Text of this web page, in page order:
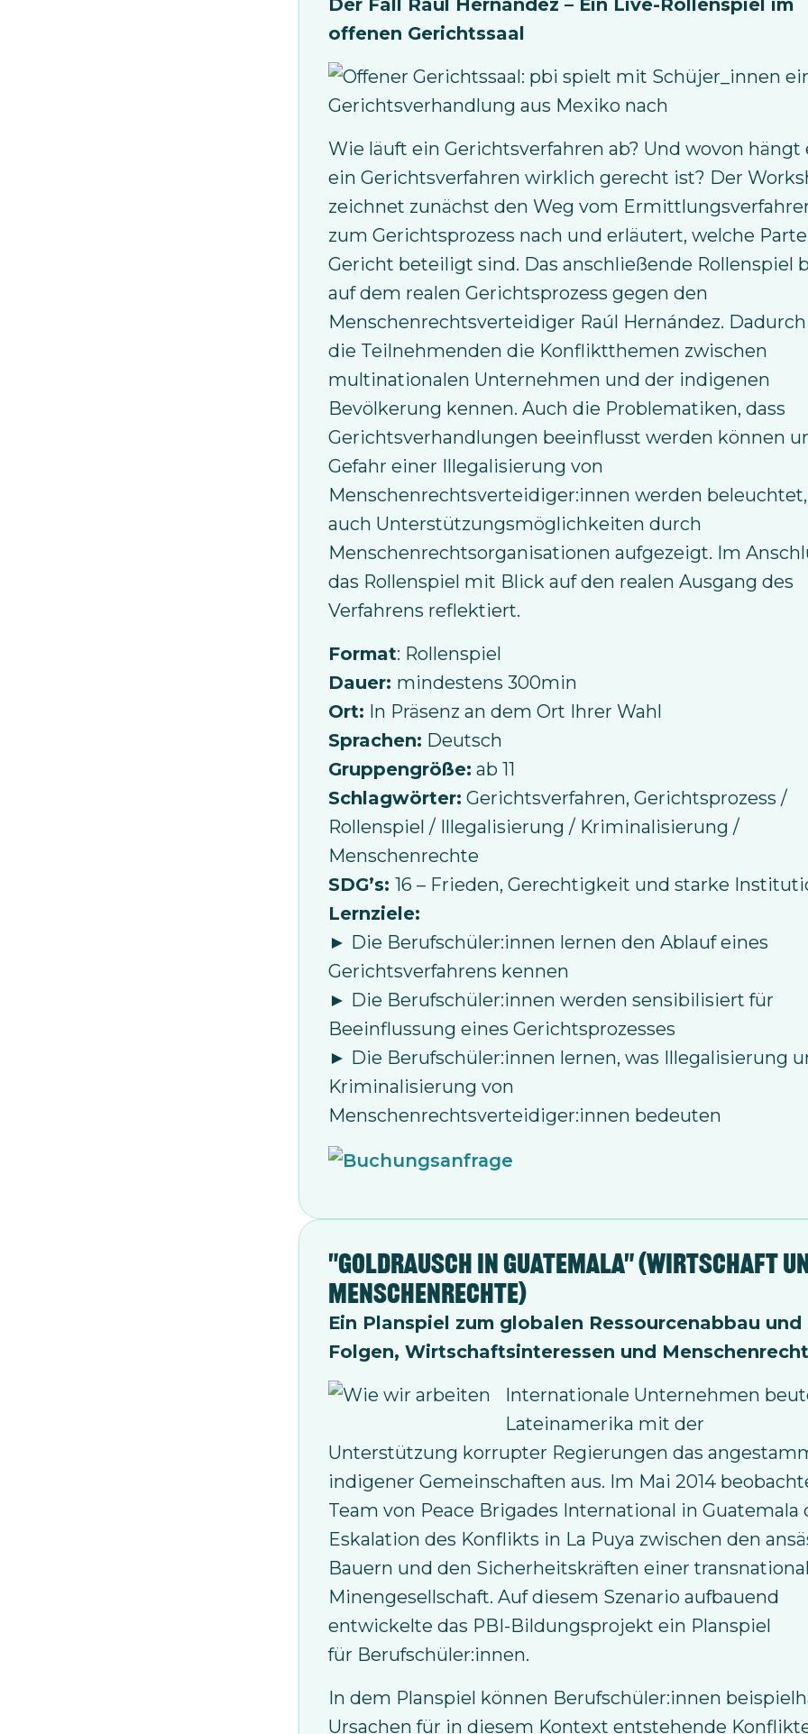
Der Fall Raúl Hernández – Ein Live-Rollenspiel im
offenen Gerichtssaal
Bild
Wie läuft ein Gerichtsverfahren ab? Und wovon hängt
ein Gerichtsverfahren wirklich gerecht ist? Der
zeichnet zunächst den Weg vom
zum Gerichtsprozess nach und erläutert, welche
Gericht beteiligt sind. Das anschließende Rollenspiel
auf dem realen Gerichtsprozess gegen den
Menschenrechtsverteidiger Raúl Hernández.
die Teilnehmenden die Konfliktthemen zwischen
multinationalen Unternehmen und der indigenen
Bevölkerung kennen. Auch die Problematiken, dass
Gerichtsverhandlungen beeinflusst werden können
Gefahr einer Illegalisierung von
Menschenrechtsverteidiger:innen werden
auch Unterstützungsmöglichkeiten durch
Menschenrechtsorganisationen aufgezeigt. Im
das Rollenspiel mit Blick auf den realen Ausgang des
Verfahrens reflektiert.
Format: Rollenspiel
Dauer: mindestens 300min
Ort: In Präsenz an dem Ort Ihrer Wahl
Sprachen: Deutsch
Gruppengröße: ab 11
Schlagwörter: Gerichtsverfahren, Gerichtsprozess /
Rollenspiel / Illegalisierung / Kriminalisierung /
Menschenrechte
SDG’s: 16 – Frieden, Gerechtigkeit und starke
Lernziele:
► Die Berufschüler:innen lernen den Ablauf eines
Gerichtsverfahrens kennen
► Die Berufschüler:innen werden sensibilisiert für
Beeinflussung eines Gerichtsprozesses
► Die Berufschüler:innen lernen, was Illegalisierung
Kriminalisierung von
Menschenrechtsverteidiger:innen bedeuten
"Goldrausch in Guatemala" (Wirtschaft
Menschenrechte)
Ein Planspiel zum globalen Ressourcenabbau und
Folgen, Wirtschaftsinteressen und
Bild
Internationale Unternehmen
Lateinamerika mit der
Unterstützung korrupter Regierungen das
indigener Gemeinschaften aus. Im Mai 2014
Team von Peace Brigades International in Guatemala
Eskalation des Konflikts in La Puya zwischen den
Bauern und den Sicherheitskräften einer
Minengesellschaft. Auf diesem Szenario aufbauend
entwickelte das PBI-Bildungsprojekt ein Planspiel
für Berufschüler:innen.
In dem Planspiel können Berufschüler:innen
Ursachen für in diesem Kontext entstehende